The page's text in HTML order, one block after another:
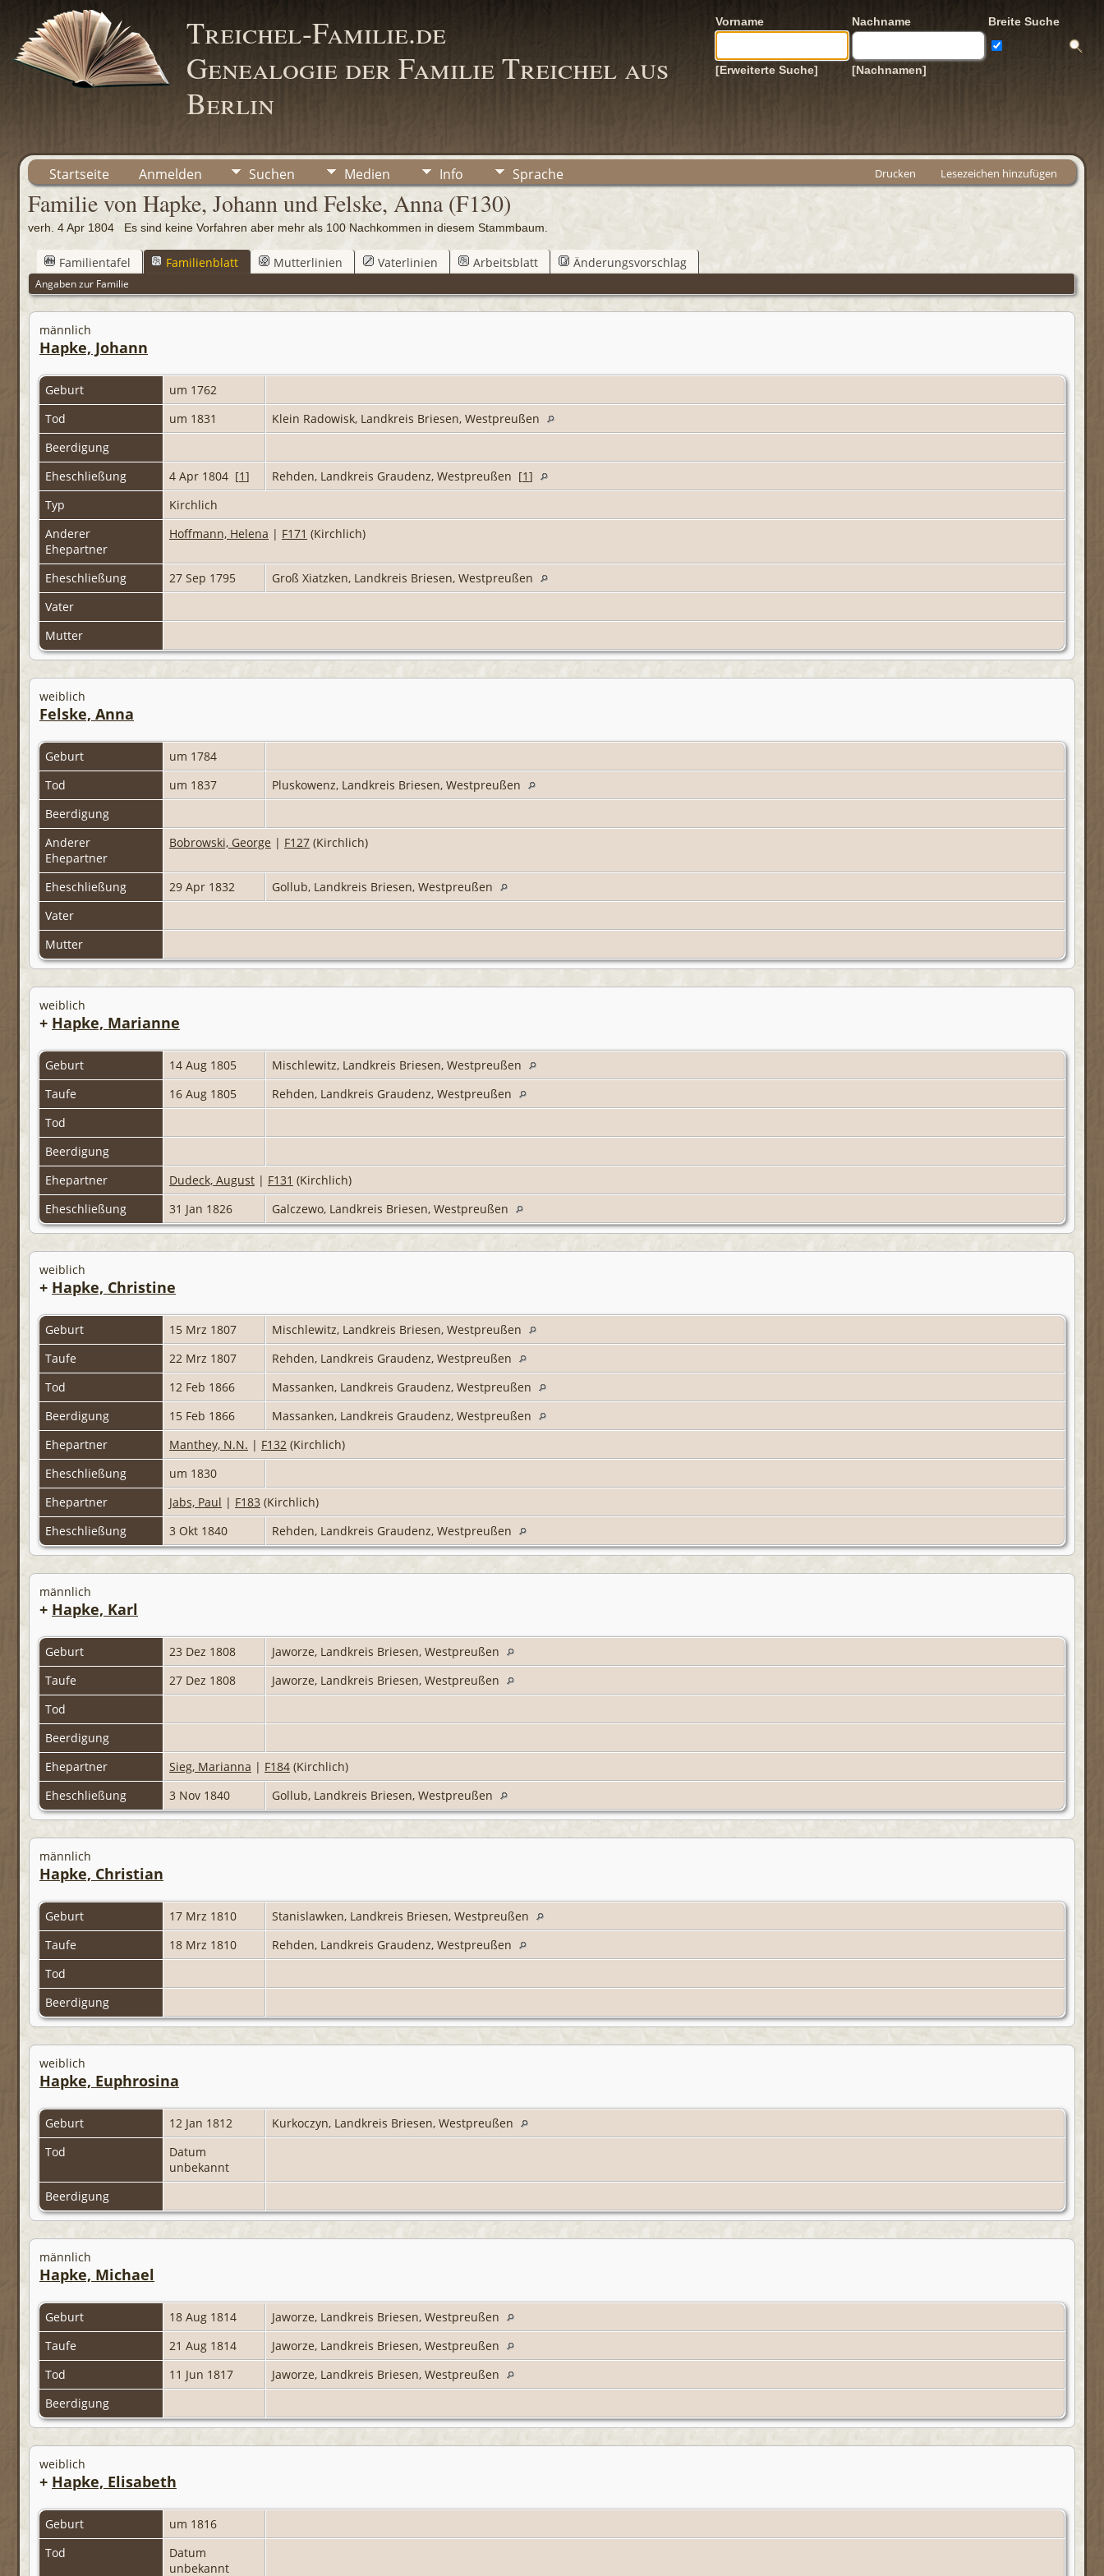
Treichel-Familie.de
Genealogie der Familie Treichel aus
Berlin
Vorname Nachname Breite Suche
[Erweiterte Suche] [Nachnamen]
Startseite Anmelden Suchen Medien Info Sprache Drucken Lesezeichen hinzufügen
Familie von Hapke, Johann und Felske, Anna (F130)
verh. 4 Apr 1804 Es sind keine Vorfahren aber mehr als 100 Nachkommen in diesem Stammbaum.
Familientafel Familienblatt Mutterlinien Vaterlinien Arbeitsblatt Änderungsvorschlag
Angaben zur Familie
männlich
Hapke, Johann
Geburt
um 1762
Tod
um 1831
Klein Radowisk, Landkreis Briesen, Westpreußen
Beerdigung
Eheschließung
4 Apr 1804 [1] Rehden, Landkreis Graudenz, Westpreußen [1]
Typ
Kirchlich
Anderer
Ehepartner
Hoffmann, Helena | F171 (Kirchlich)
Eheschließung 27 Sep 1795
Groß Xiatzken, Landkreis Briesen, Westpreußen
Vater
Mutter
weiblich
Felske, Anna
Geburt
um 1784
Tod
um 1837
Pluskowenz, Landkreis Briesen, Westpreußen
Beerdigung
Anderer
Ehepartner
Bobrowski, George | F127 (Kirchlich)
Eheschließung 29 Apr 1832
Gollub, Landkreis Briesen, Westpreußen
Vater
Mutter
weiblich
+ Hapke, Marianne
Geburt 14 Aug 1805
Mischlewitz, Landkreis Briesen, Westpreußen
Taufe
16 Aug 1805
Rehden, Landkreis Graudenz, Westpreußen
Tod
Beerdigung
Ehepartner
Dudeck, August | F131 (Kirchlich)
Eheschließung
31 Jan 1826 Galczewo, Landkreis Briesen, Westpreußen
weiblich
+ Hapke, Christine
Geburt 15 Mrz 1807
Mischlewitz, Landkreis Briesen, Westpreußen
Taufe
22 Mrz 1807
Rehden, Landkreis Graudenz, Westpreußen
Tod
12 Feb 1866
Massanken, Landkreis Graudenz, Westpreußen
Beerdigung
15 Feb 1866
Massanken, Landkreis Graudenz, Westpreußen
Ehepartner
Manthey, N.N. | F132 (Kirchlich)
Eheschließung
um 1830
Ehepartner
Jabs, Paul | F183 (Kirchlich)
Eheschließung
3 Okt 1840 Rehden, Landkreis Graudenz, Westpreußen
männlich
+ Hapke, Karl
Geburt 23 Dez 1808
Jaworze, Landkreis Briesen, Westpreußen
Taufe
27 Dez 1808
Jaworze, Landkreis Briesen, Westpreußen
Tod
Beerdigung
Ehepartner
Sieg, Marianna | F184 (Kirchlich)
Eheschließung
3 Nov 1840 Gollub, Landkreis Briesen, Westpreußen
männlich
Hapke, Christian
Geburt 17 Mrz 1810
Stanislawken, Landkreis Briesen, Westpreußen
Taufe
18 Mrz 1810
Rehden, Landkreis Graudenz, Westpreußen
Tod
Beerdigung
weiblich
Hapke, Euphrosina
Geburt 12 Jan 1812
Kurkoczyn, Landkreis Briesen, Westpreußen
Tod
Datum
unbekannt
Beerdigung
männlich
Hapke, Michael
Geburt 18 Aug 1814
Jaworze, Landkreis Briesen, Westpreußen
Taufe
21 Aug 1814
Jaworze, Landkreis Briesen, Westpreußen
Tod
11 Jun 1817
Jaworze, Landkreis Briesen, Westpreußen
Beerdigung
weiblich
+ Hapke, Elisabeth
Geburt
um 1816
Tod
Datum
unbekannt